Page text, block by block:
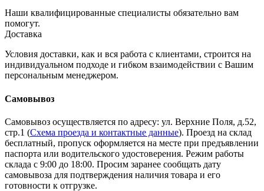
Наши квалифицированные специалисты обязательно вам
помогут.
Доставка
Условия доставки, как и вся работа с клиентами, строится на
индивидуальном подходе и гибком взаимодействии с Вашим
персональным менеджером.
Самовывоз
Самовывоз осуществляется по адресу: ул. Верхние Поля, д.52,
стр.1 (Схема проезда и контактные данные). Проезд на склад
бесплатный, пропуск оформляется на месте при предъявлении
паспорта или водительского удостоверения. Режим работы
склада с 9:00 до 18:00. Просим заранее сообщать дату
самовывоза для подтверждения наличия товара и его
готовности к отгрузке.